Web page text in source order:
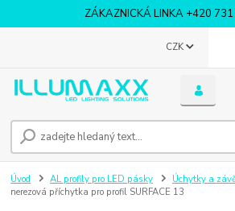
ZÁKAZNICKÁ LINKA +420
CZK
Úvod AL profily pro LED pásky Úchytky a
nerezová příchytka pro profil SURFACE 13